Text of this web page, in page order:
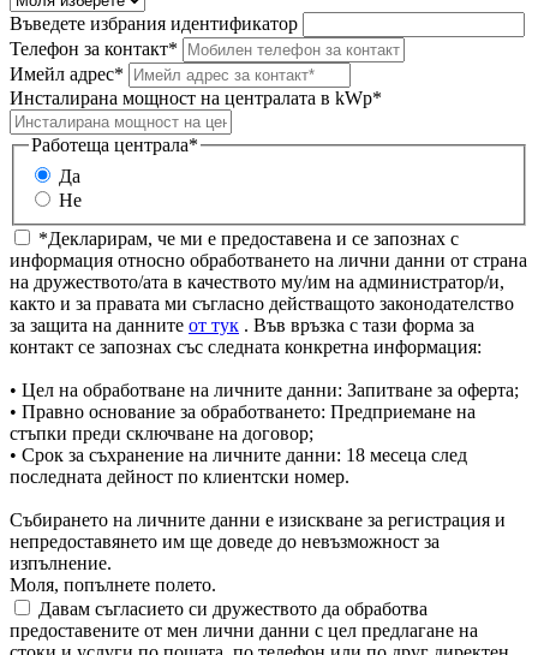
Въведете избрания идентификатор
Телефон за контакт*
Имейл адрес*
Инсталирана мощност на централата в kWp*
Работеща централа*
Да
Не
*Декларирам, че ми е предоставена и се запознах с
информация относно обработването на лични данни от страна
на дружеството/ата в качеството му/им на администратор/и,
както и за правата ми съгласно действащото законодателство
за защита на данните от тук . Във връзка с тази форма за
контакт се запознах със следната конкретна информация:
• Цел на обработване на личните данни: Запитване за оферта;
• Правно основание за обработването: Предприемане на
стъпки преди сключване на договор;
• Срок за съхранение на личните данни: 18 месеца след
последната дейност по клиентски номер.
Събирането на личните данни е изискване за регистрация и
непредоставянето им ще доведе до невъзможност за
изпълнение.
Моля, попълнете полето.
Давам съгласието си дружеството да обработва
предоставените от мен лични данни с цел предлагане на